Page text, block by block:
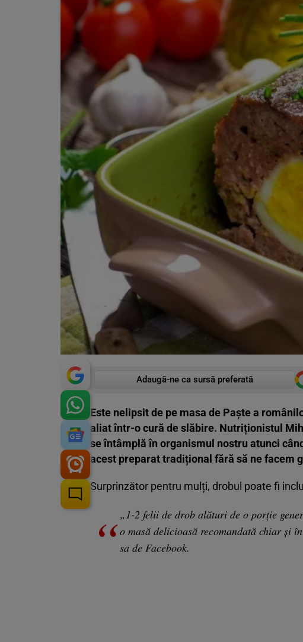
Adaugă-ne ca sursă preferată
Este nelipsit de pe masa de Paște a
aliat într-o cură de slăbire. Nutriționistul
se întâmplă în organismul nostru atunci
acest preparat tradițional fără să ne facem
Surprinzător pentru mulți, drobul poate fi
„1-2 felii de drob alături de o porţie
o masă delicioasă recomandată chiar şi
sa de Facebook.